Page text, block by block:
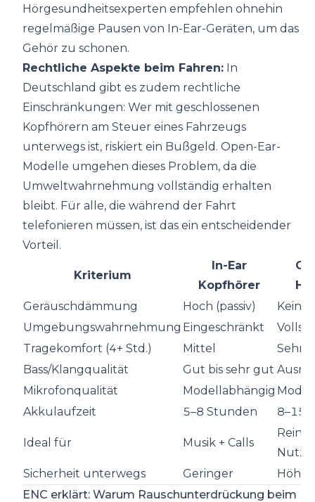
Hörgesundheitsexperten empfehlen ohnehin
regelmäßige Pausen von In-Ear-Geräten, um das
Gehör zu schonen.
Rechtliche Aspekte beim Fahren: In
Deutschland gibt es zudem rechtliche
Einschränkungen: Wer mit geschlossenen
Kopfhörern am Steuer eines Fahrzeugs
unterwegs ist, riskiert ein Bußgeld. Open-Ear-
Modelle umgehen dieses Problem, da die
Umweltwahrnehmung vollständig erhalten
bleibt. Für alle, die während der Fahrt
telefonieren müssen, ist das ein entscheidender
Vorteil.
Kriterium
In-Ear
Kopfhörer
Geräuschdämmung
Hoch (passiv)
Keine
Umgebungswahrnehmung Eingeschränkt
Tragekomfort (4+ Std.)
Mittel
Sehr
Bass/Klangqualität
Gut bis sehr gut
Mikrofonqualität
Modellabhängig
Akkulaufzeit
5–8 Stunden 8–15
Ideal für Musik + Calls
Reine
Sicherheit unterwegs
Geringer
Höher
ENC erklärt: Warum Rauschunterdrückung beim